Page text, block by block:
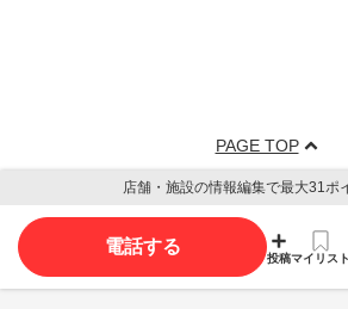
PAGE TOP
店舗・施設の情報編集で最大31ポ
電話する
投稿マイリスト